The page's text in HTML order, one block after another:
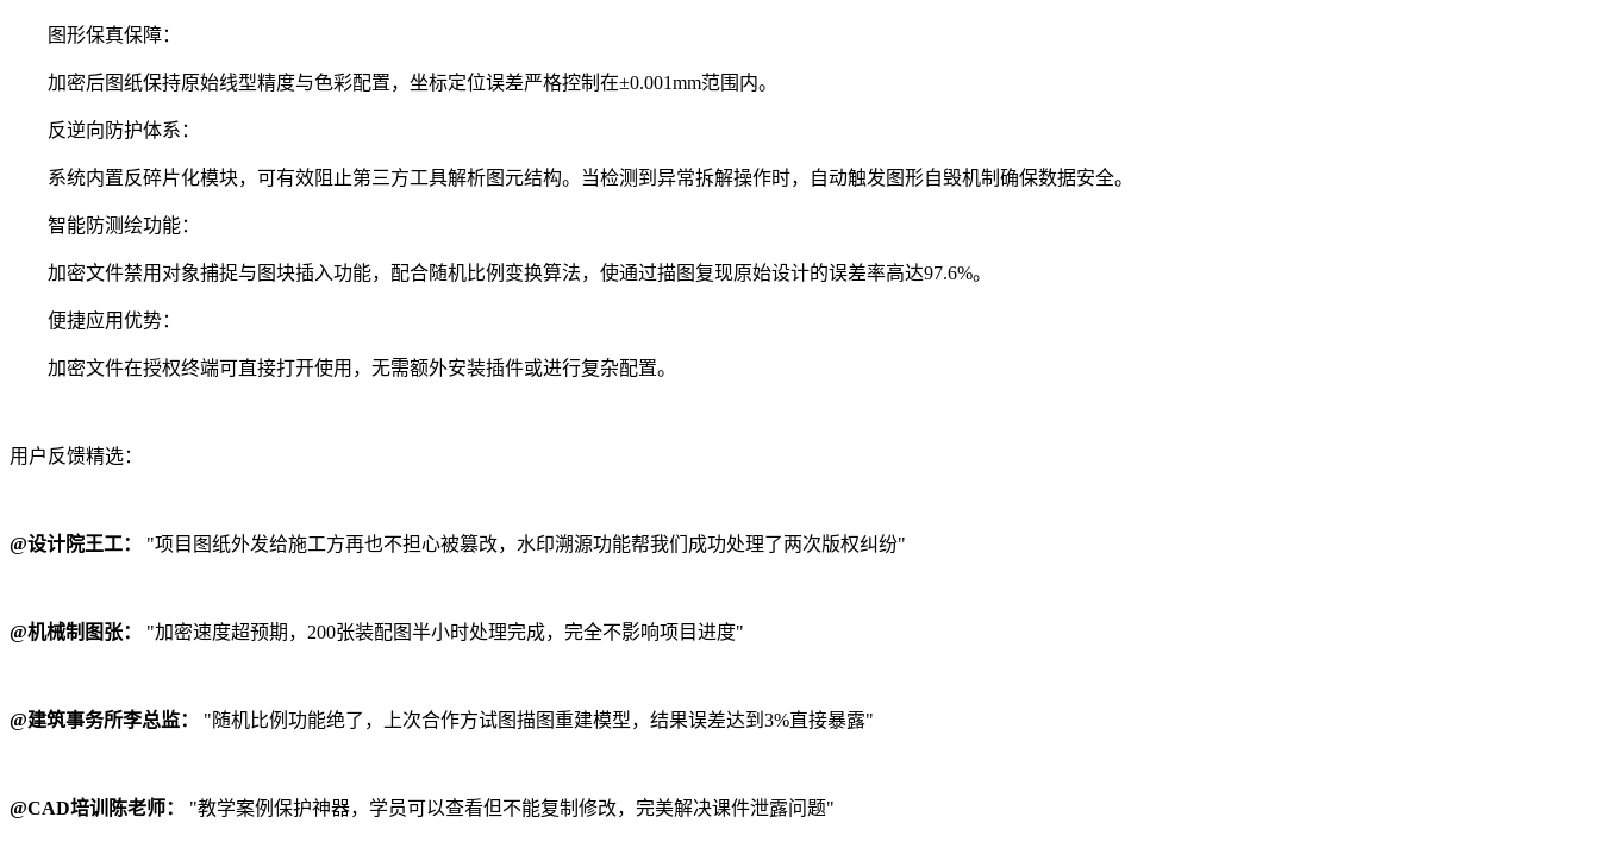
图形保真保障：
加密后图纸保持原始线型精度与色彩配置，坐标定位误差严格控制在±0.001mm范围内。
反逆向防护体系：
系统内置反碎片化模块，可有效阻止第三方工具解析图元结构。当检测到异常拆解操作时，自动触发图形自毁机制确保数据安全。
智能防测绘功能：
加密文件禁用对象捕捉与图块插入功能，配合随机比例变换算法，使通过描图复现原始设计的误差率高达97.6%。
便捷应用优势：
加密文件在授权终端可直接打开使用，无需额外安装插件或进行复杂配置。
用户反馈精选：
@设计院王工： "项目图纸外发给施工方再也不担心被篡改，水印溯源功能帮我们成功处理了两次版权纠纷"
@机械制图张： "加密速度超预期，200张装配图半小时处理完成，完全不影响项目进度"
@建筑事务所李总监： "随机比例功能绝了，上次合作方试图描图重建模型，结果误差达到3%直接暴露"
@CAD培训陈老师： "教学案例保护神器，学员可以查看但不能复制修改，完美解决课件泄露问题"